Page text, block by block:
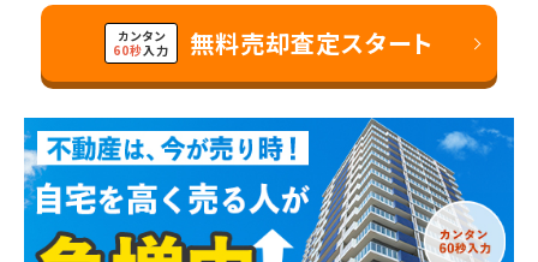
カンタン
60秒入力 無料売却査定スタート